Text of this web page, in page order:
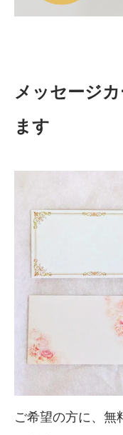
メッセージ
ます
ご希望の方に、無